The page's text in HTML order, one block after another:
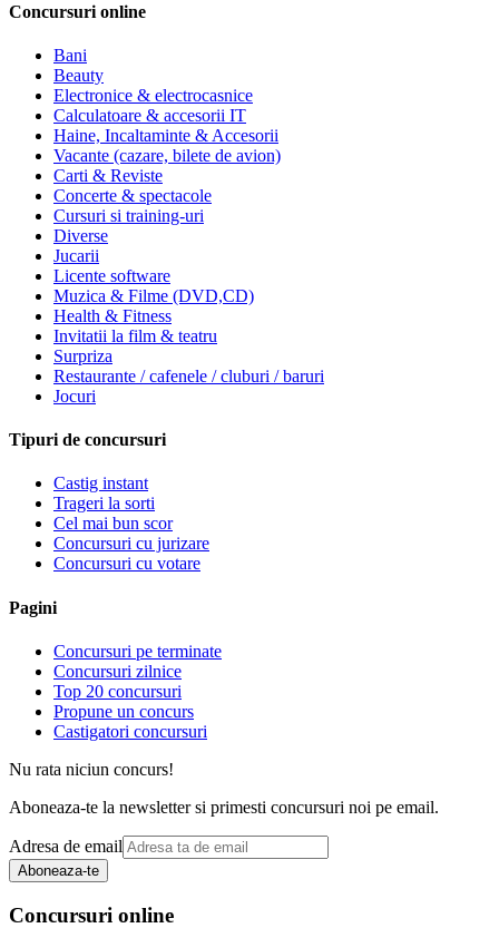
Concursuri online
Bani
Beauty
Electronice & electrocasnice
Calculatoare & accesorii IT
Haine, Incaltaminte & Accesorii
Vacante (cazare, bilete de avion)
Carti & Reviste
Concerte & spectacole
Cursuri si training-uri
Diverse
Jucarii
Licente software
Muzica & Filme (DVD,CD)
Health & Fitness
Invitatii la film & teatru
Surpriza
Restaurante / cafenele / cluburi / baruri
Jocuri
Tipuri de concursuri
Castig instant
Trageri la sorti
Cel mai bun scor
Concursuri cu jurizare
Concursuri cu votare
Pagini
Concursuri pe terminate
Concursuri zilnice
Top 20 concursuri
Propune un concurs
Castigatori concursuri
Nu rata niciun concurs!
Aboneaza-te la newsletter si primesti concursuri noi pe email.
Adresa de email
Aboneaza-te
Concursuri online